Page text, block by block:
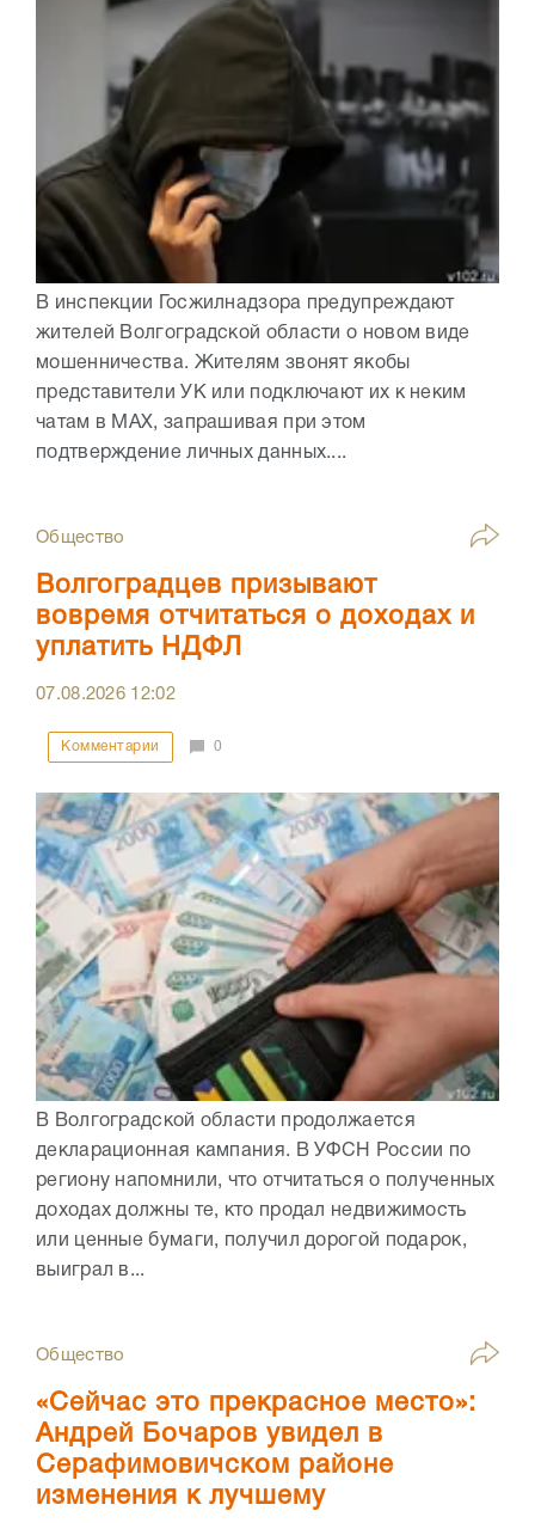
В инспекции Госжилнадзора предупреждают
жителей Волгоградской области о новом виде
мошенничества. Жителям звонят якобы
представители УК или подключают их к неким
чатам в МАХ, запрашивая при этом
подтверждение личных данных....
Общество
Волгоградцев призывают
вовремя отчитаться о доходах и
уплатить НДФЛ
07.08.2026 12:02
Комментарии 0
В Волгоградской области продолжается
декларационная кампания. В УФСН России по
региону напомнили, что отчитаться о полученных
доходах должны те, кто продал недвижимость
или ценные бумаги, получил дорогой подарок,
выиграл в...
Общество
«Сейчас это прекрасное место»:
Андрей Бочаров увидел в
Серафимовичском районе
изменения к лучшему